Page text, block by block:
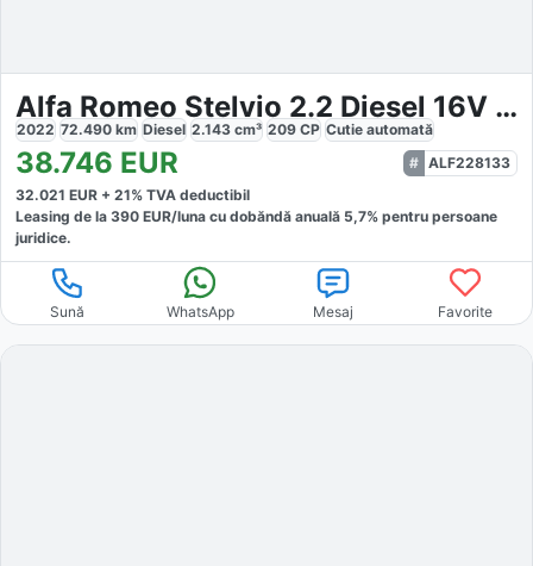
Alfa Romeo Stelvio 2.2 Diesel 16V 154kW Veloce AT8-Q4
2022 72.490 km Diesel 2.143 cm³ 209 CP Cutie automată
38.746 EUR
ALF228133
32.021 EUR + 21% TVA deductibil
Leasing de la 390 EUR/luna cu dobăndă anuală 5,7% pentru persoane
juridice.
Sună WhatsApp Mesaj Favorite